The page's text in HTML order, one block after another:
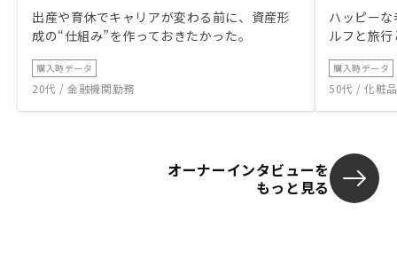
出産や育休でキャリアが変わる前に、資産形
成の“仕組み”を作っておきたかった。
購入時データ
20代 / 金融機関勤務
ハッピー
ルフと旅
購入時データ
50代 / 化粧
オーナーインタビューを
もっと見る